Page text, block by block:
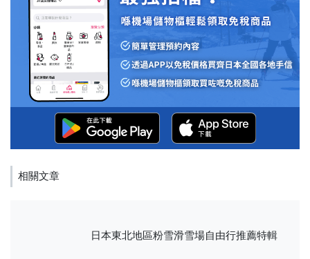
相關文章
日本東北地區粉雪滑雪場自由行推薦特輯